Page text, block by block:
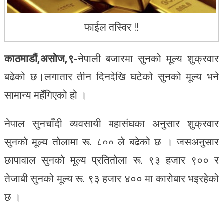
फाईल तस्विर !!
काठमाडौं,असोज,९-नेपाली बजारमा सुनको मूल्य शुक्रवार
बढेको छ।लगातार तीन दिनदेखि घटेको सुनको मूल्य भने
सामान्य महँगिएको हो ।
नेपाल सुनचाँदी व्यवसायी महासंघका अनुसार शुक्रवार
सुनको मूल्य तोलामा रू. ८०० ले बढेको छ । जसअनुसार
छापावाल सुनको मूल्य प्रतितोला रू. ९३ हजार ९०० र
तेजाबी सुनको मूल्य रू. ९३ हजार ४०० मा कारोबार भइरहेको
छ ।